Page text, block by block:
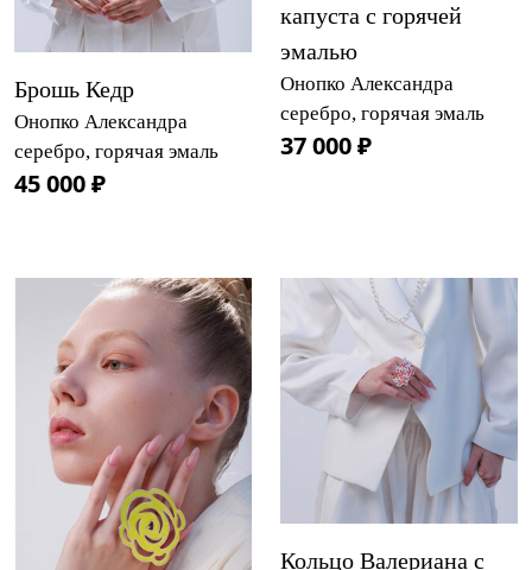
Брошь Кедр
Онопко Александра
серебро, горячая эмаль
45 000 ₽
капуста с горячей
эмалью
Онопко Александра
серебро, горячая эмаль
37 000 ₽
Кольцо Валериана с